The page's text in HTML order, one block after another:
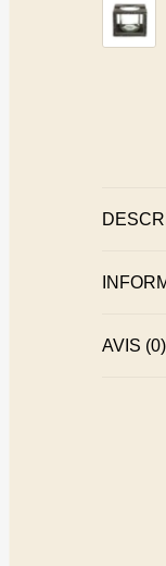
AVIS (0)